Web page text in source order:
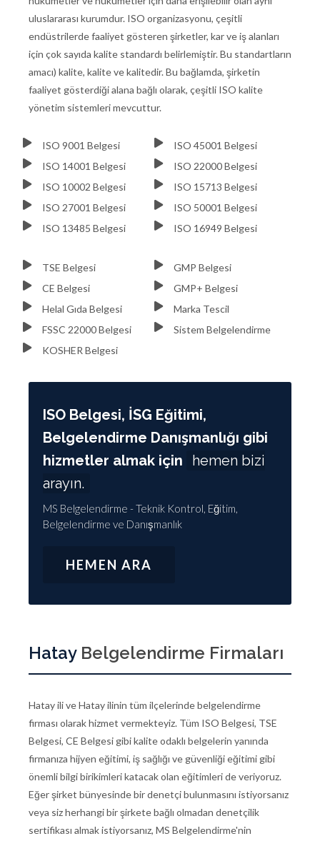
uluslararası kurumdur. ISO organizasyonu, çeşitli
endüstrilerde faaliyet gösteren şirketler, kar ve iş alanları
için çok sayıda kalite standardı belirlemiştir. Bu standartların
amacı) kalite, kalite ve kalitedir. Bu bağlamda, şirketin
faaliyet gösterdiği alana bağlı olarak, çeşitli ISO kalite
yönetim sistemleri mevcuttur.
ISO 9001 Belgesi
ISO 14001 Belgesi
ISO 10002 Belgesi
ISO 27001 Belgesi
ISO 13485 Belgesi
ISO 45001 Belgesi
ISO 22000 Belgesi
ISO 15713 Belgesi
ISO 50001 Belgesi
ISO 16949 Belgesi
TSE Belgesi
CE Belgesi
Helal Gıda Belgesi
FSSC 22000 Belgesi
KOSHER Belgesi
GMP Belgesi
GMP+ Belgesi
Marka Tescil
Sistem Belgelendirme
ISO Belgesi, İSG Eğitimi,
Belgelendirme Danışmanlığı gibi
hizmetler almak için
hemen bizi
arayın.
MS Belgelendirme - Teknik Kontrol, Eğitim,
Belgelendirme ve Danışmanlık
HEMEN ARA
HatayBelgelendirme Firmaları
Hatay ili ve Hatay ilinin tüm ilçelerinde belgelendirme
firması olarak hizmet vermekteyiz. Tüm ISO Belgesi, TSE
Belgesi, CE Belgesi gibi kalite odaklı belgelerin yanında
firmanıza hijyen eğitimi, iş sağlığı ve güvenliği eğitimi gibi
önemli bilgi birikimleri katacak olan eğitimleri de veriyoruz.
Eğer şirket bünyesinde bir denetçi bulunmasını istiyorsanız
veya siz herhangi bir şirkete bağlı olmadan denetçilik
sertifikası almak istiyorsanız, MS Belgelendirme'nin